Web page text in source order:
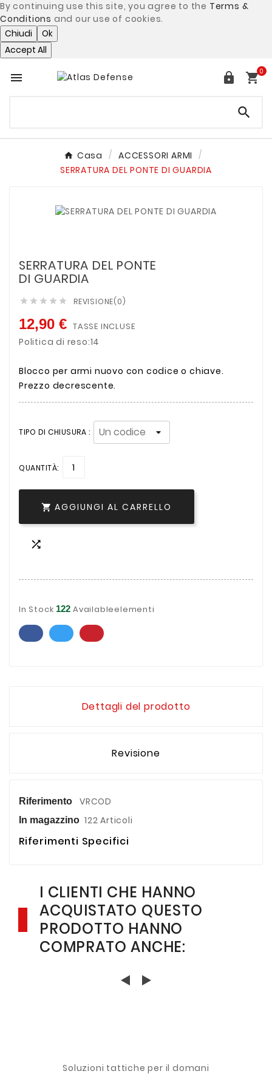
By continuing use this site, you agree to the Terms &
Conditions and our use of cookies.
Chiudi
Ok
Accept All
  0

Casa
ACCESSORI ARMI
SERRATURA DEL PONTE DI GUARDIA
SERRATURA DEL PONTE
DI GUARDIA
     REVISIONE(0)
12,90 € TASSE INCLUSE
Politica di reso:14
Blocco per armi nuovo con codice o chiave.
Prezzo decrescente.
TIPO DI CHIUSURA :
QUANTITÀ:
 AGGIUNGI AL CARRELLO

In Stock 122 Availableelementi
Dettagli del prodotto
Revisione
Riferimento VRCOD
In magazzino 122 Articoli
Riferimenti Specifici
I CLIENTI CHE HANNO
ACQUISTATO QUESTO
PRODOTTO HANNO
COMPRATO ANCHE:
Soluzioni tattiche per il domani